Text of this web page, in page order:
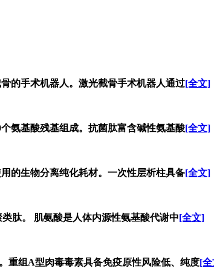
的手术机器人。激光截骨手术机器人通过[全文]
氨基酸残基组成。抗菌肽富含碱性氨基酸[全文]
的生物分离纯化耗材。一次性层析柱具备[全文]
肽。 肌氨酸是人体内源性氨基酸代谢中[全文]
重组A型肉毒毒素具备免疫原性风险低、纯度[